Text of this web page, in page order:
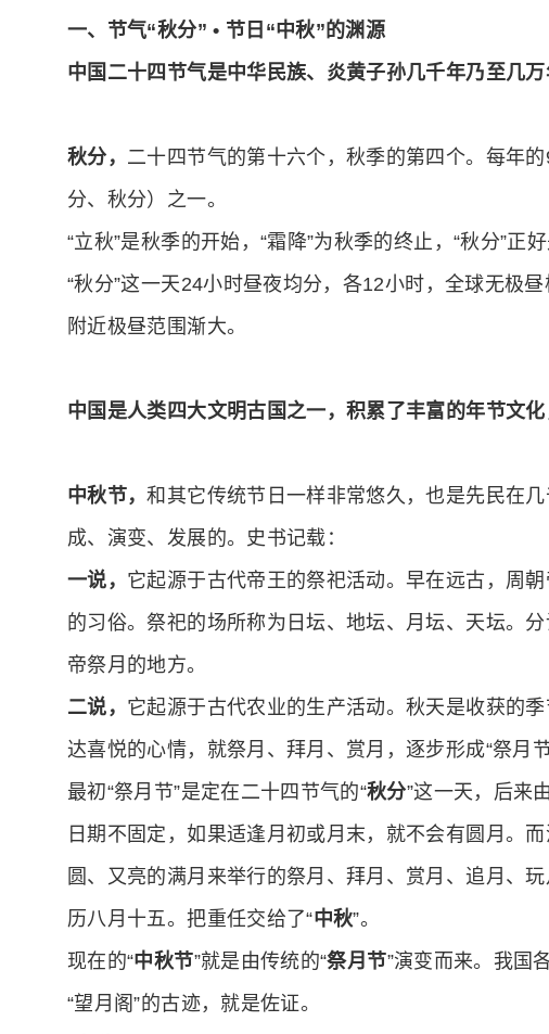
一、节气“秋分” • 节日“中秋”的渊源
中国二十四节气是中华民族、炎黄子孙几千年乃至几
秋分， 二十四节气的第十六个，秋季的第四个。每年
分、秋分）之一。
“立秋”是秋季的开始，“霜降”为秋季的终止，“秋分”正
“秋分”这一天24小时昼夜均分，各12小时，全球无极
附近极昼范围渐大。
中国是人类四大文明古国之一，积累了丰富的年节文
中秋节，和其它传统节日一样非常悠久，也是先民在
成、演变、发展的。史书记载：
一说， 它起源于古代帝王的祭祀活动。早在远古，周
的习俗。祭祀的场所称为日坛、地坛、月坛、天坛。
帝祭月的地方。
二说， 它起源于古代农业的生产活动。秋天是收获的
达喜悦的心情，就祭月、拜月、赏月，逐步形成“祭月节
最初“祭月节”是定在二十四节气的“秋分”这一天，后来
日期不固定，如果适逢月初或月末，就不会有圆月。
圆、又亮的满月来举行的祭月、拜月、赏月、追月、
历八月十五。把重任交给了“中秋”。
现在的“中秋节”就是由传统的“祭月节”演变而来。我国
“望月阁”的古迹，就是佐证。